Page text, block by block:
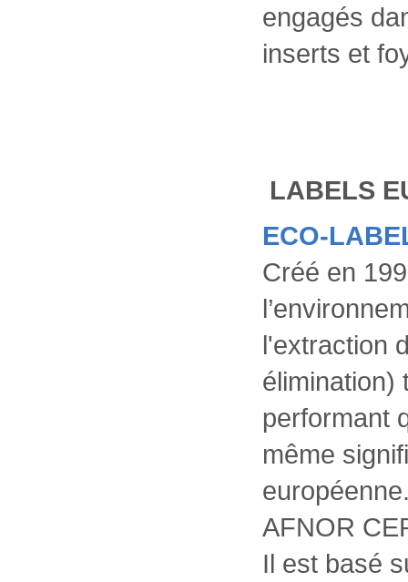
engagés
inserts et
LABELS
ECO-
Créé en
l'extraction
élimination)
performant
même
AFNOR
Il est basé